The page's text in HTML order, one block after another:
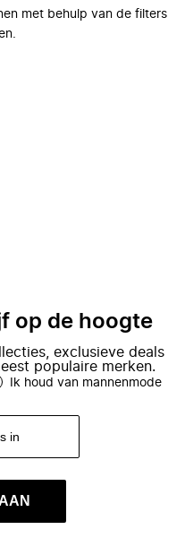
met behulp van de filters
op de hoogte
exclusieve deals
populaire merken.
Ik houd van mannenmode